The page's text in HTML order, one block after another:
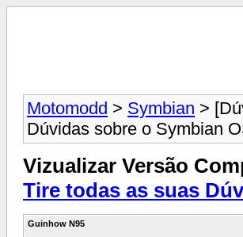
Motomodd > Symbian >
Dúvidas sobre o Symbian
Vizualizar Versão
Tire todas as suas
Guinhow N95